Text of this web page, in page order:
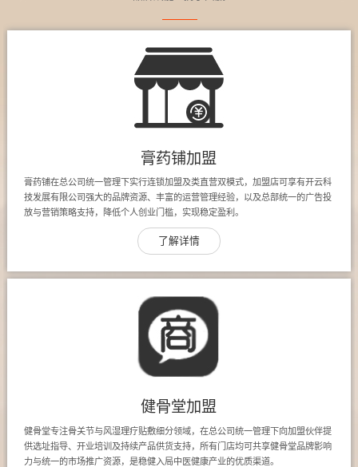
膏药铺加盟
膏药铺在总公司统一管理下实行连锁加盟及类直营双模式，加盟店可享有开云科
技发展有限公司强大的品牌资源、丰富的运营管理经验，以及总部统一的广告投
放与营销策略支持，降低个人创业门槛，实现稳定盈利。
了解详情
健骨堂加盟
健骨堂专注骨关节与风湿理疗贴敷细分领域，在总公司统一管理下向加盟伙伴提
供选址指导、开业培训及持续产品供货支持，所有门店均可共享健骨堂品牌影响
力与统一的市场推广资源，是稳健入局中医健康产业的优质渠道。